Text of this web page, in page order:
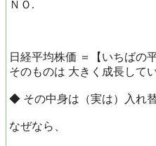
ＮＯ.
日経平均株価 ＝【いちばの
そのものは 大きく成長して
◆ その中身は（実は）入れ
なぜなら、